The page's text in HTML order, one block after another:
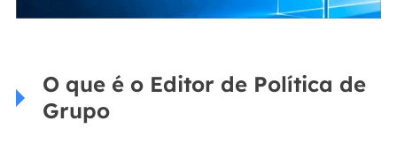
O que é o Editor de Política de
Grupo